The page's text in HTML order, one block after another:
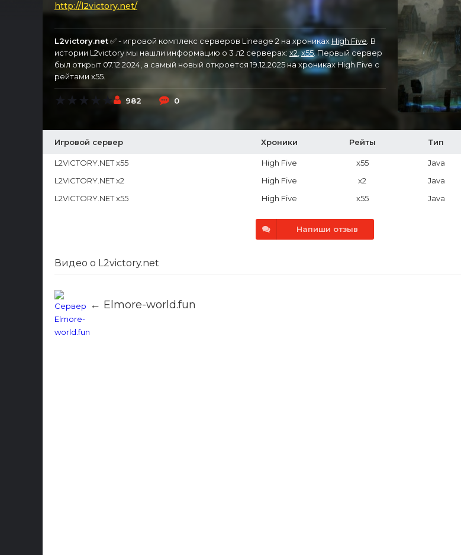
http://l2victory.net/
L2victory.net✅ - игровой комплекс серверов Lineage 2 на хроникахHigh Five . В
истории L2victory мы нашли информацию о 3 л2 серверах: x2,x55. Первый сервер
был открыт 07.12.2024, а самый новый откроется 19.12.2025 на хрониках High Five с
рейтами x55.
982 0
Игровой сервер Хроники Рейты Тип
L2VICTORY.NET x55 High Five x55 Java
L2VICTORY.NET x2
High Five x2 Java
L2VICTORY.NET x55
High Five x55 Java
Напиши отзыв
Видео о L2victory.net
← Elmore-world.fun